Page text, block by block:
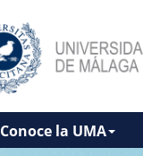
Conoce la UMA